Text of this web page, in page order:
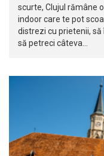
scurte, Clujul rămâne
indoor care te pot
distrezi cu prietenii,
să petreci câteva…